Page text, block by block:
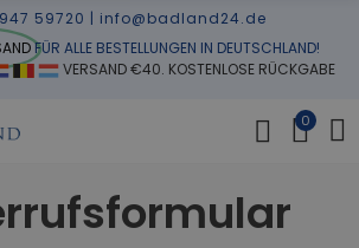
59720 | info@badland24.de
FÜR ALLE BESTELLUNGEN IN DEUTSCHLAND!
VERSAND €40. KOSTENLOSE RÜCKGABE
0